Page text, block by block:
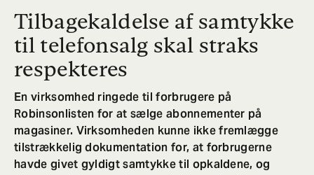
Tilbagekaldelse af samtykke
til telefonsalg skal straks
respekteres
En virksomhed ringede til forbrugere på
Robinsonlisten for at sælge abonnementer på
magasiner. Virksomheden kunne ikke fremlægge
tilstrækkelig dokumentation for, at forbrugerne
havde givet gyldigt samtykke til opkaldene, og